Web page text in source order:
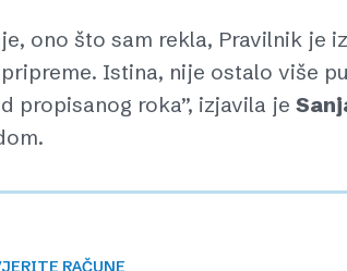
ono što sam rekla, Pravilnik je
Istina, nije ostalo više
propisanog roka”, izjavila je
RAČUNE